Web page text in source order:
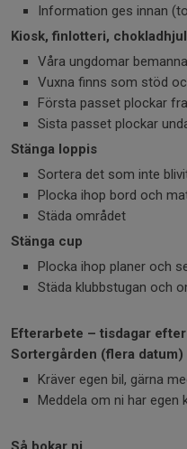
Information ges innan
Kiosk, finlotteri,
Våra ungdomar
Vuxna finns som stöd
Första passet plockar
Sista passet plockar
Stänga loppis
Sortera det som inte
Plocka ihop bord och
Städa området
Stänga cup
Plocka ihop planer och
Städa klubbstugan och
Efterarbete – tisdagar
Sortergården (flera datum)
Kräver egen bil, gärna
Meddela om ni har egen